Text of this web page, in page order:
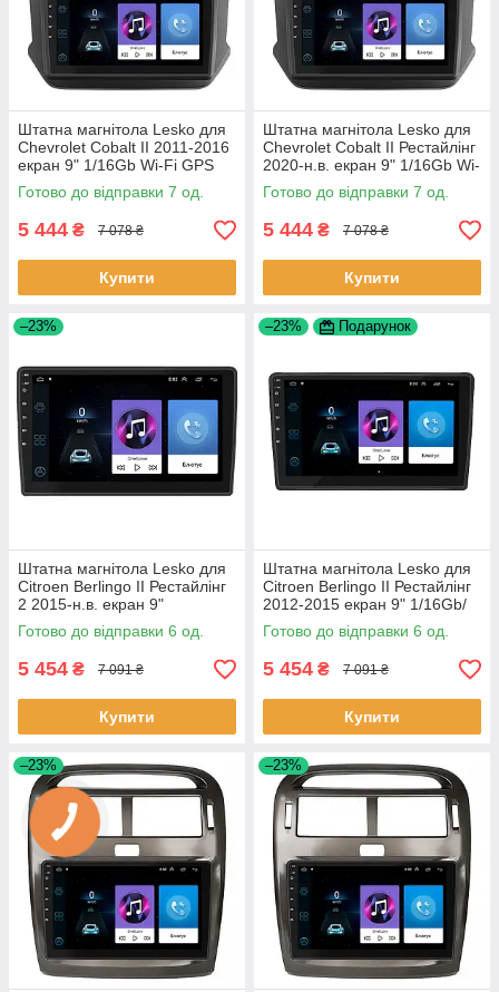
Штатна магнітола Lesko для
Chevrolet Cobalt II 2011-2016
екран 9" 1/16Gb Wi-Fi GPS
Base Шевроле Кобальт 7 шт.
Готово до відправки 7 од.
5 444 ₴ 7 078 ₴
Купити
Штатна магнітола Lesko для
Chevrolet Cobalt II Рестайлінг
2020-н.в. екран 9" 1/16Gb Wi-
Fi GPS Base 7 шт.
Готово до відправки 7 од.
5 444 ₴ 7 078 ₴
Купити
–23%
Штатна магнітола Lesko для
Citroen Berlingo II Рестайлінг
2 2015-н.в. екран 9"
1/16Gb/Wi-Fi GPS Optima 6шт
Готово до відправки 6 од.
5 454 ₴ 7 091 ₴
Купити
–23% Подарунок
Штатна магнітола Lesko для
Citroen Berlingo II Рестайлінг
2012-2015 екран 9" 1/16Gb/
Wi-Fi GPS Optima 6шт
Готово до відправки 6 од.
5 454 ₴ 7 091 ₴
Купити
–23% –23%